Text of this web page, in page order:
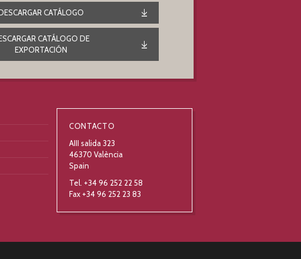
CATÁLOGO
CATÁLOGO DE
EXPORTACIÓN
CONTACTO
AIII salida 323
46370 València
Spain
Tel. +34 96 252 22 58
Fax +34 96 252 23 83